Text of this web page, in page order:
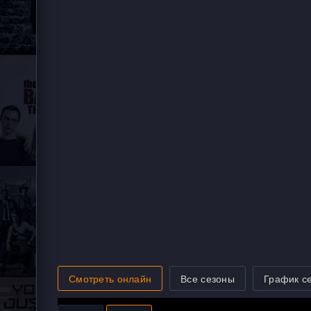
Смотреть онлайн Все сезоны График